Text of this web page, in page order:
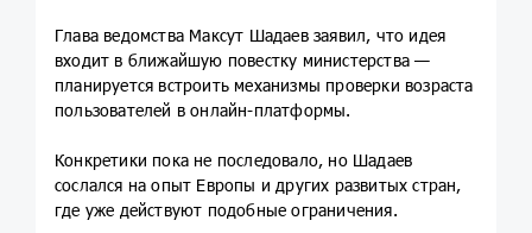
Глава ведомства Максут Шадаев заявил, что идея
входит в ближайшую повестку министерства —
планируется встроить механизмы проверки возраста
пользователей в онлайн-платформы.
Конкретики пока не последовало, но Шадаев
сослался на опыт Европы и других развитых стран,
где уже действуют подобные ограничения.